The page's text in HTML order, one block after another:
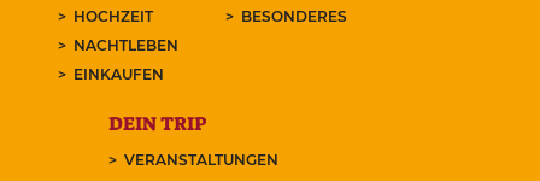
HOCHZEIT
NACHTLEBEN
EINKAUFEN
BESONDERES
DEIN TRIP
VERANSTALTUNGEN